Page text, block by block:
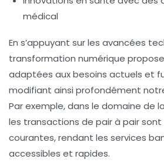
médical
En s’appuyant sur les avancées
transformation numérique
adaptées aux besoins actuels et
modifiant ainsi profondément
Par exemple, dans le domaine de la
les transactions de pair à pair sont
courantes, rendant les services
accessibles et rapides.